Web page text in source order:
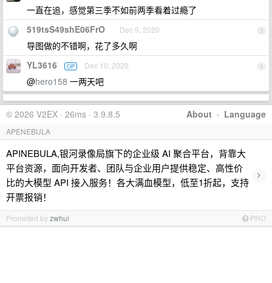
一直在追，感觉第三季不如前两季看着过瘾了
3
519tsS49shE06FrO Dec 9, 2020
导图做的不错啊，花了多久啊
4
YL3616 OP Dec 10, 2020
@hero158 一两天吧
About · Language
© 2026 V2EX · 26ms · 3.9.8.5
APENEBULA
APINEBULA,银河录像局旗下的企业级 AI 聚合平台，背靠大
平台资源，面向开发者、团队与企业用户提供稳定、高性价
比的大模型 API 接入服务！各大满血模型，低至1折起，支持
开票报销！
›
Promoted byzwhui PRO